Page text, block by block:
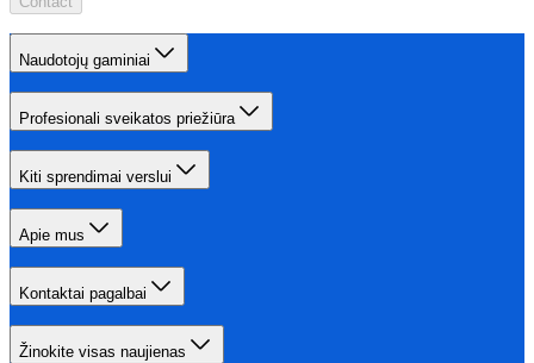
Naudotojų gaminiai
Profesionali sveikatos priežiūra
Kiti sprendimai verslui
Apie mus
Kontaktai pagalbai
Žinokite visas naujienas